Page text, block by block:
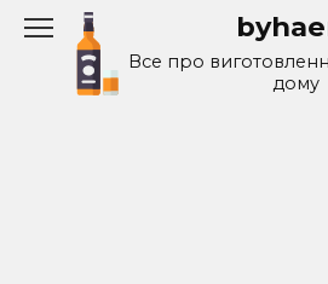
Перейти
содержаниюВсе про
дому